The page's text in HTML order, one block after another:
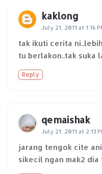
kaklong
July 21, 2011 at 1:16
tak ikuti cerita
tu berlakon..tak suka
Reply
qemaishak
July 21, 2011 at 2:13
jarang tengok cite
sikecil ngan mak2